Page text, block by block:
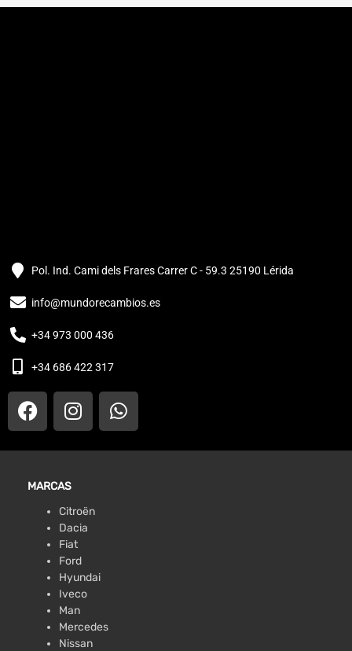
Pol. Ind. Cami dels Frares Carrer C - 59.3 25190 Lérida
info@mundorecambios.es
+34 973 000 436
+34 686 422 317
MARCAS
Citroën
Dacia
Fiat
Ford
Hyundai
Iveco
Man
Mercedes
Nissan